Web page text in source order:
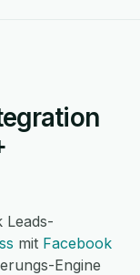
Leads-
mit Facebook
Engine